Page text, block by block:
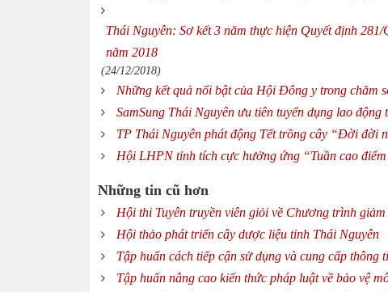
Thái Nguyên: Sơ kết 3 năm thực hiện Quyết định
năm 2018
(24/12/2018)
Những kết quả nổi bật của Hội Đông y trong chăm
SamSung Thái Nguyên ưu tiên tuyển dụng lao
TP Thái Nguyên phát động Tết trồng cây “Đời đời
Hội LHPN tỉnh tích cực hưởng ứng “Tuần cao
Những tin cũ hơn
Hội thi Tuyên truyền viên giỏi về Chương trình
Hội thảo phát triển cây dược liệu tỉnh Thái Nguyên
Tập huấn cách tiếp cận sử dụng và cung cấp thông
Tập huấn nâng cao kiến thức pháp luật về bảo vệ